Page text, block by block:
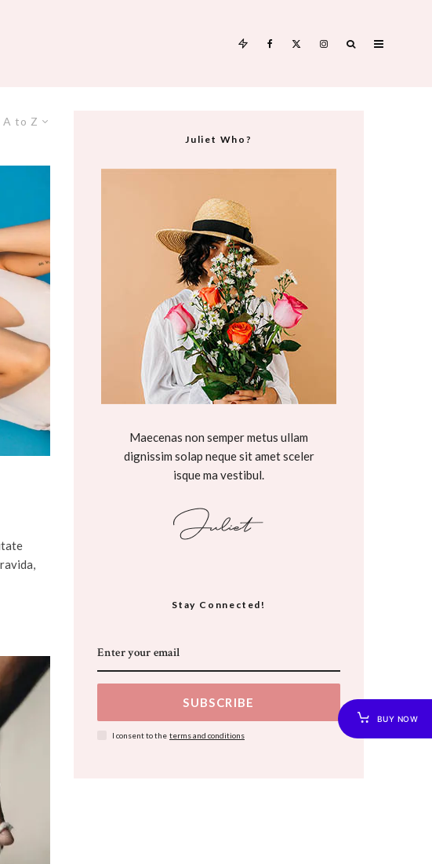
A to Z
Juliet Who?
Maecenas non semper metus ullam
dignissim solap neque sit amet sceler
isque ma vestibul.
Stay Connected!
SUBSCRIBE
I consent to the terms and conditions
BUY NOW